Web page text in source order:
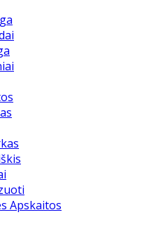
Apskaitos